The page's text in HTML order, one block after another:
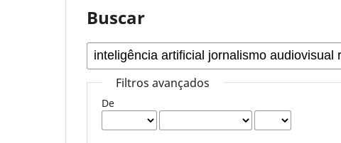
Buscar
Filtros avançados
De